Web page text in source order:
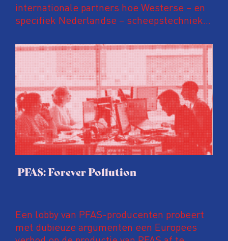
internationale partners hoe Westerse – en
specifiek Nederlandse – scheepstechniek
brievenbusconstructie bij de Russische
defensie terechtkwamen en werden ingezet
voor Harmony: een geheim
onderwaternetwerk in de Barentszzee dat
Russische kernonderzeeërs beschermt en
NAVO-schepen kan detecteren.
PFAS: Forever Pollution
Een lobby van PFAS-producenten probeert
met dubieuze argumenten een Europees